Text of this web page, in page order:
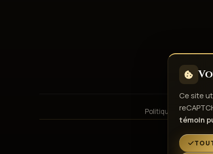
Politique de
Ce site
témoin